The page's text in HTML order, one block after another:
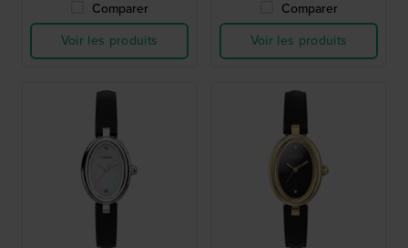
Comparer
Voir les produits
Comparer
Voir les produits